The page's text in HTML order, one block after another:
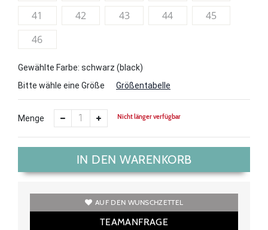
41
42 43 44
45
46
Gewählte Farbe: schwarz (black)
Bitte wähle eine Größe
Größentabelle
Menge Nicht länger verfügbar
IN DEN WARENKORB
AUF DEN WUNSCHZETTEL
TEAMANFRAGE